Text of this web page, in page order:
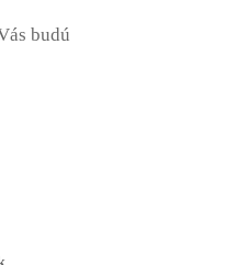
budú